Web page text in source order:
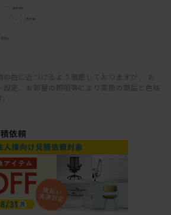
色に近づけるよう徹底しておりますが、 お
設定、お部屋の照明等により実際の商品と色味
依頼